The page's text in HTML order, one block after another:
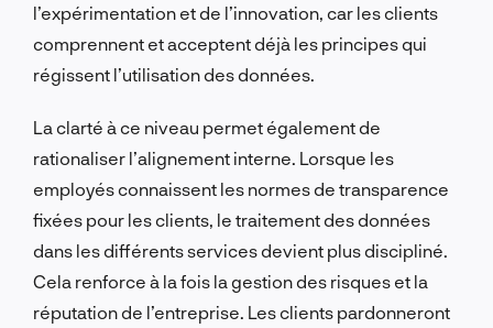
l’expérimentation et de l’innovation, car les clients
comprennent et acceptent déjà les principes qui
régissent l’utilisation des données.
La clarté à ce niveau permet également de
rationaliser l’alignement interne. Lorsque les
employés connaissent les normes de transparence
fixées pour les clients, le traitement des données
dans les différents services devient plus discipliné.
Cela renforce à la fois la gestion des risques et la
réputation de l’entreprise. Les clients pardonneront